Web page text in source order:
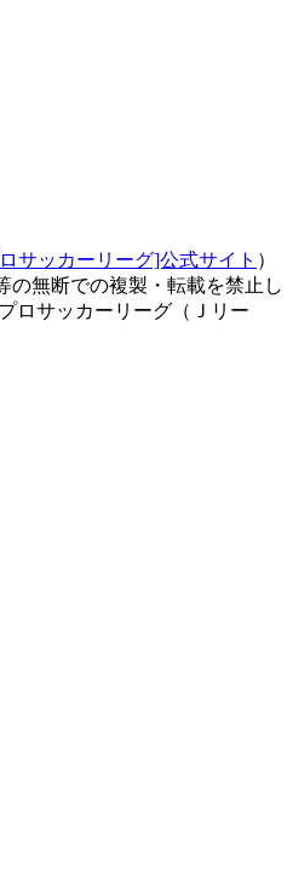
サッカーリーグ]公式サイト ）
の無断での複製・転載を禁止し
ロサッカーリーグ（Ｊリー